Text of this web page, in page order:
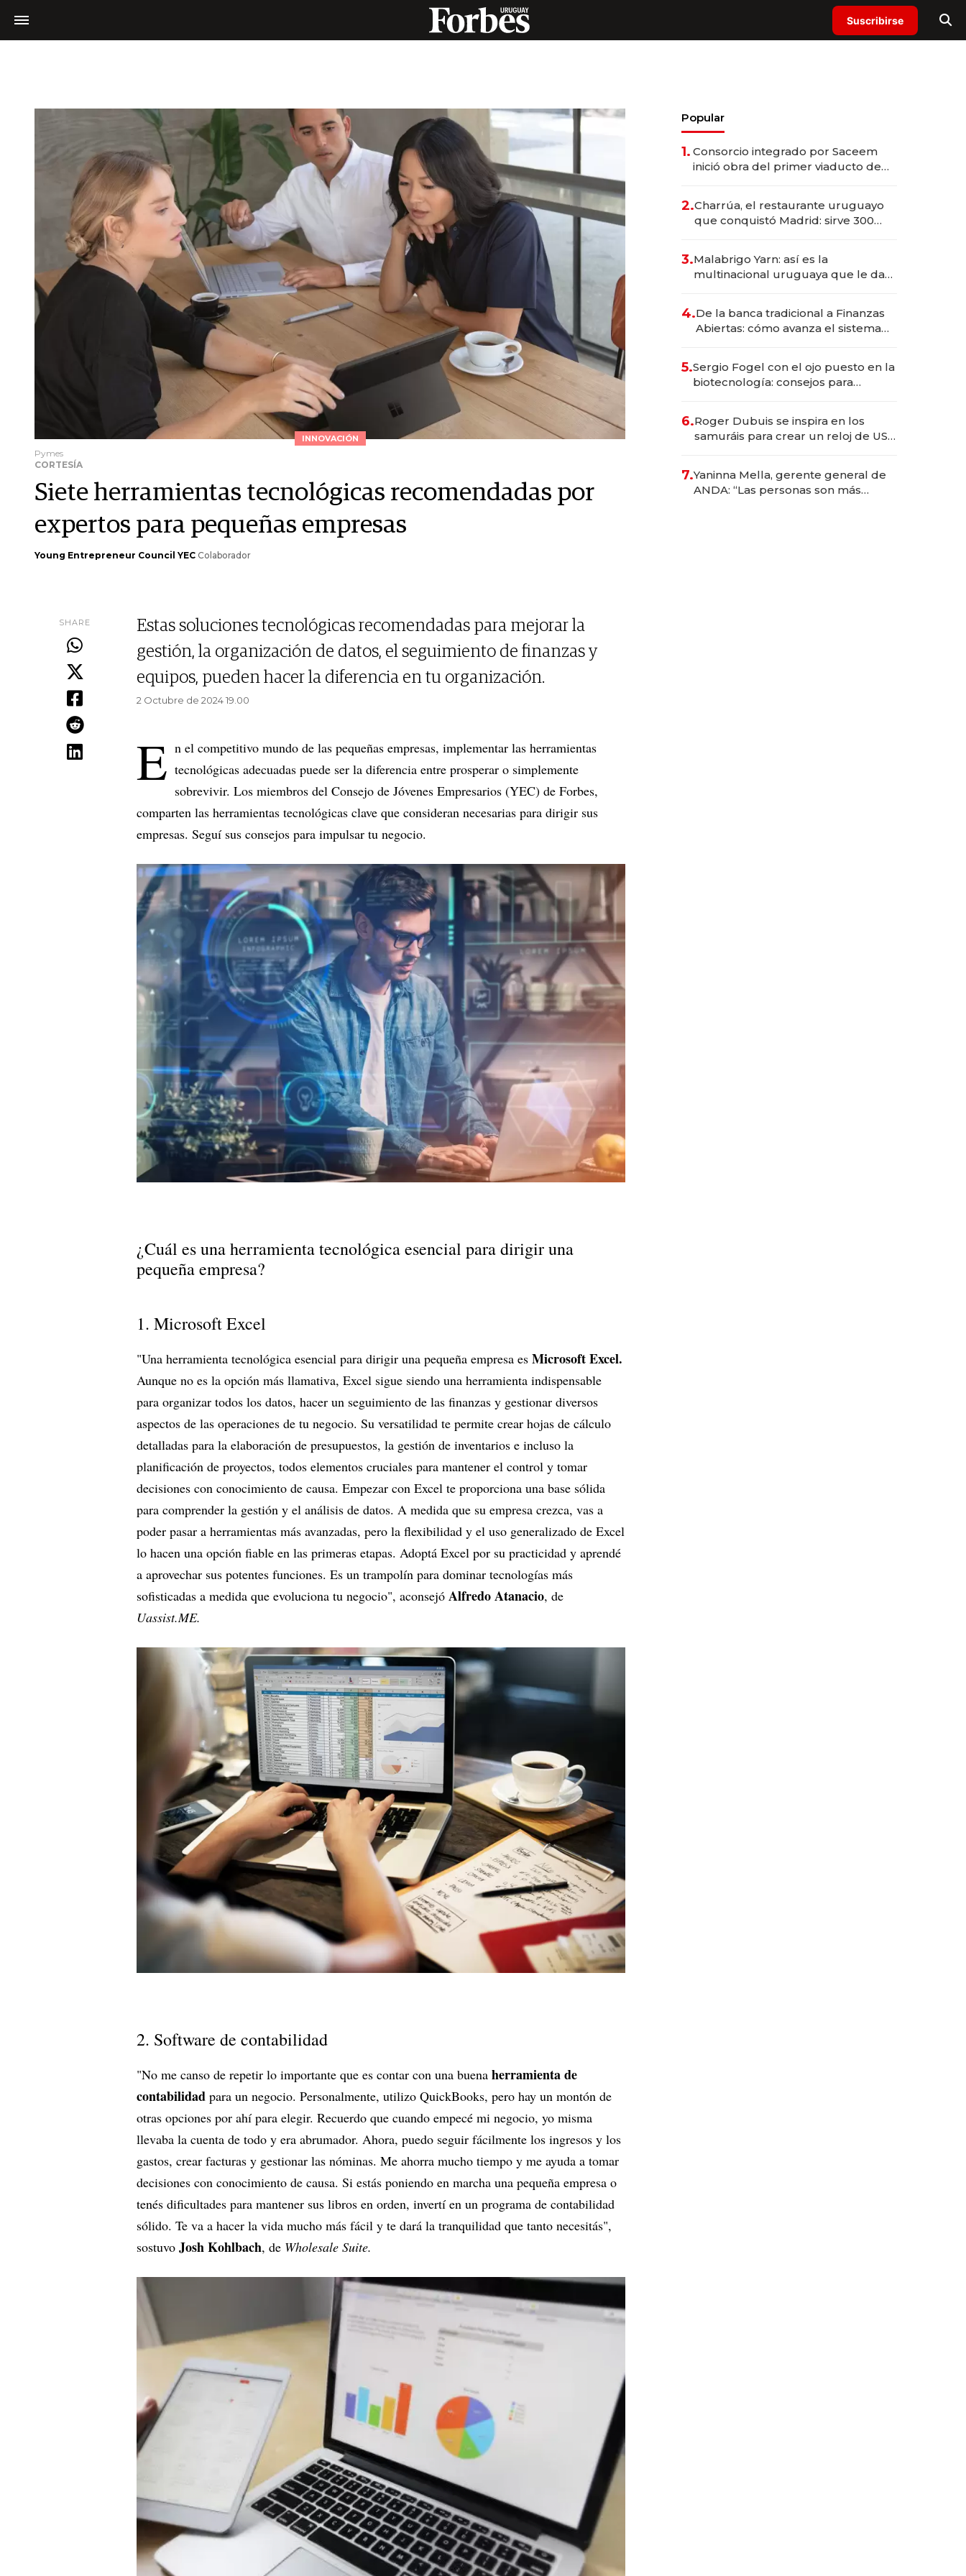
Suscribirse
INNOVACIÓN
Pymes
CORTESÍA
Siete herramientas tecnológicas recomendadas por
expertos para pequeñas empresas
Young Entrepreneur Council YEC Colaborador
SHARE
Estas soluciones tecnológicas recomendadas para mejorar la
gestión, la organización de datos, el seguimiento de finanzas y
equipos, pueden hacer la diferencia en tu organización.
2 Octubre de 2024 19.00
E n el competitivo mundo de las pequeñas empresas, implementar las herramientas
tecnológicas adecuadas puede ser la diferencia entre prosperar o simplemente
sobrevivir. Los miembros del Consejo de Jóvenes Empresarios (YEC) de Forbes,
comparten las herramientas tecnológicas clave que consideran necesarias para dirigir sus
empresas. Seguí sus consejos para impulsar tu negocio.
¿Cuál es una herramienta tecnológica esencial para dirigir una
pequeña empresa?
1. Microsoft Excel
"Una herramienta tecnológica esencial para dirigir una pequeña empresa es Microsoft Excel.
Aunque no es la opción más llamativa, Excel sigue siendo una herramienta indispensable
para organizar todos los datos, hacer un seguimiento de las finanzas y gestionar diversos
aspectos de las operaciones de tu negocio. Su versatilidad te permite crear hojas de cálculo
detalladas para la elaboración de presupuestos, la gestión de inventarios e incluso la
planificación de proyectos, todos elementos cruciales para mantener el control y tomar
decisiones con conocimiento de causa. Empezar con Excel te proporciona una base sólida
para comprender la gestión y el análisis de datos. A medida que su empresa crezca, vas a
poder pasar a herramientas más avanzadas, pero la flexibilidad y el uso generalizado de Excel
lo hacen una opción fiable en las primeras etapas. Adoptá Excel por su practicidad y aprendé
a aprovechar sus potentes funciones. Es un trampolín para dominar tecnologías más
sofisticadas a medida que evoluciona tu negocio", aconsejó Alfredo Atanacio, de
Uassist.ME.
2. Software de contabilidad
"No me canso de repetir lo importante que es contar con una buena herramienta de
contabilidad para un negocio. Personalmente, utilizo QuickBooks, pero hay un montón de
otras opciones por ahí para elegir. Recuerdo que cuando empecé mi negocio, yo misma
llevaba la cuenta de todo y era abrumador. Ahora, puedo seguir fácilmente los ingresos y los
gastos, crear facturas y gestionar las nóminas. Me ahorra mucho tiempo y me ayuda a tomar
decisiones con conocimiento de causa. Si estás poniendo en marcha una pequeña empresa o
tenés dificultades para mantener sus libros en orden, invertí en un programa de contabilidad
sólido. Te va a hacer la vida mucho más fácil y te dará la tranquilidad que tanto necesitás",
sostuvo Josh Kohlbach, de Wholesale Suite.
Popular
1. Consorcio integrado por Saceem
inició obra del primer viaducto de
millones
2.Charrúa, el restaurante uruguayo
que conquistó Madrid: sirve 300
prepara apertura
3.Malabrigo Yarn: así es la
multinacional uruguaya que le da
4.De la banca tradicional a Finanzas
Abiertas: cómo avanza el sistema
5.Sergio Fogel con el ojo puesto en la
biotecnología: consejos para
6.Roger Dubuis se inspira en los
samuráis para crear un reloj de US$
7.Yaninna Mella, gerente general de
ANDA: “Las personas son más